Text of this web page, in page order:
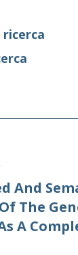
And
The
A